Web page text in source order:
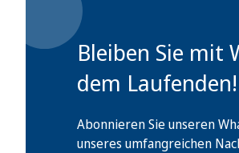
Bleiben Sie mit
dem Laufenden!
Abonnieren Sie unseren
unseres umfangreichen